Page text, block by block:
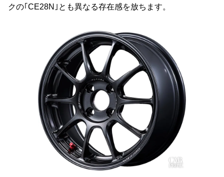
クの｢CE28N｣とも異なる存在感を放ちます。